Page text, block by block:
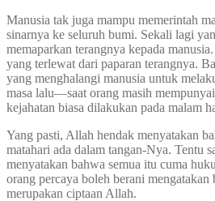
Manusia tak juga mampu memerintah
sinarnya ke seluruh bumi. Sekali lagi
memaparkan terangnya kepada
yang terlewat dari paparan terangnya.
yang menghalangi manusia untuk
masa lalu—saat orang masih
kejahatan biasa dilakukan pada malam
Yang pasti, Allah hendak menyatakan
matahari ada dalam tangan-Nya. Tentu
menyatakan bahwa semua itu cuma
orang percaya boleh berani
merupakan ciptaan Allah.